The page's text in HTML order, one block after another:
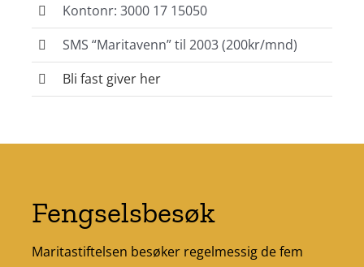
Kontonr: 3000 17 15050
SMS “Maritavenn” til 2003 (200kr/mnd)
Bli fast giver her
Fengselsbesøk
Maritastiftelsen besøker regelmessig de fem